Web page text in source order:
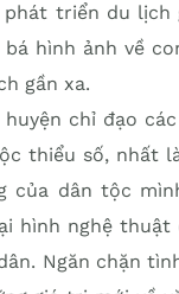
triển du lịch
hình ảnh về
gần xa.
huyện chỉ đạo
thiểu số, nhất
của dân tộc
hình nghệ
Ngăn chặn